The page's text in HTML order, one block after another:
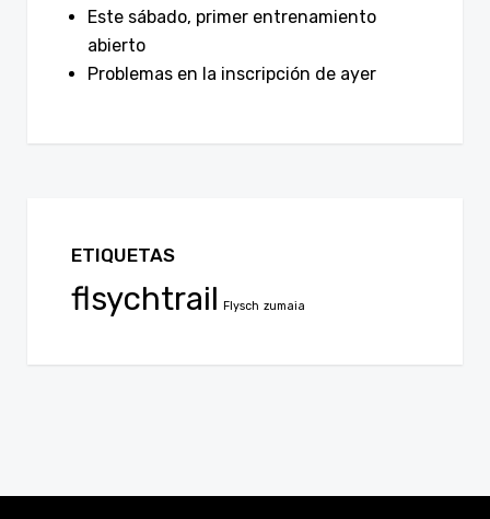
Este sábado, primer entrenamiento
abierto
Problemas en la inscripción de ayer
ETIQUETAS
flsychtrail Flysch zumaia